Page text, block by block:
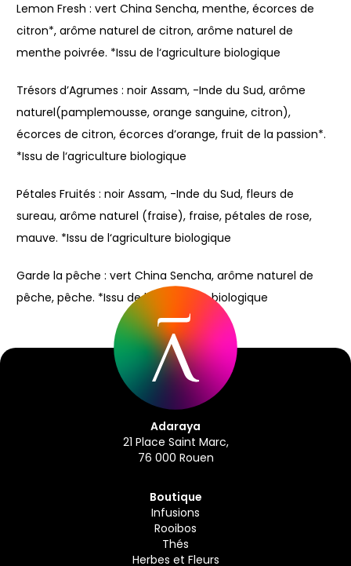
Lemon Fresh : vert China Sencha, menthe, écorces de
citron*, arôme naturel de citron, arôme naturel de
menthe poivrée. *Issu de l‘agriculture biologique
Trésors d’Agrumes : noir Assam, -Inde du Sud, arôme
naturel(pamplemousse, orange sanguine, citron),
écorces de citron, écorces d’orange, fruit de la passion*.
*Issu de l‘agriculture biologique
Pétales Fruités : noir Assam, -Inde du Sud, fleurs de
sureau, arôme naturel (fraise), fraise, pétales de rose,
mauve. *Issu de l‘agriculture biologique
Garde la pêche : vert China Sencha, arôme naturel de
pêche, pêche. *Issu de l‘agriculture biologique
Adaraya
21 Place Saint Marc,
76 000 Rouen
Boutique
Infusions
Rooibos
Thés
Herbes et Fleurs